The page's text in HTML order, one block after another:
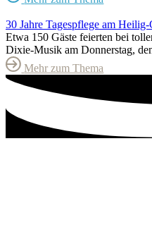
30 Jahre Tagespflege am
Etwa 150 Gäste feierten bei
Dixie-Musik am Donnerstag,
Mehr zum Thema